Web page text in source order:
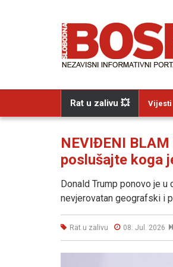
Rat u zalivu 💥 Vijesti
NEVIĐENI
poslušajte koga
Donald Trump ponovo je
nevjerovatan geografski i
Rat u zalivu 08. Jul. 2026